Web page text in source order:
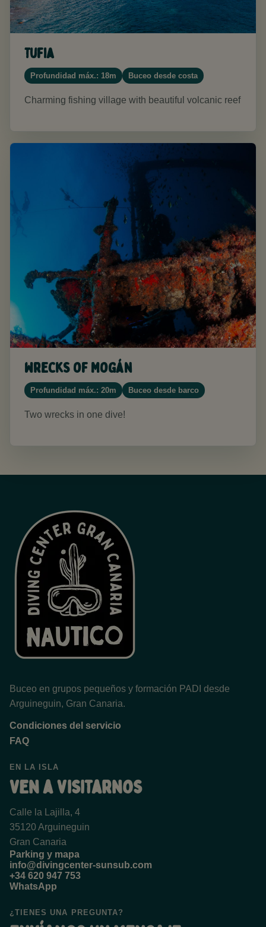
Tufia
Profundidad máx.: 18m Buceo desde costa
Charming fishing village with beautiful volcanic reef
Wrecks of Mogán
Profundidad máx.: 20m Buceo desde barco
Two wrecks in one dive!
Buceo en grupos pequeños y formación PADI desde
Arguineguin, Gran Canaria.
Condiciones del servicio
FAQ
EN LA ISLA
Ven a visitarnos
Calle la Lajilla, 4
35120 Arguineguin
Gran Canaria
Parking y mapa
info@divingcenter-sunsub.com
+34 620 947 753
WhatsApp
¿TIENES UNA PREGUNTA?